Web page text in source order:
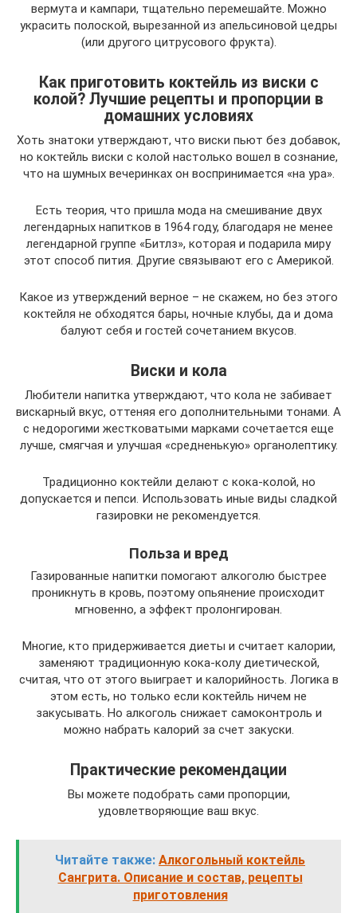
вермута и кампари, тщательно перемешайте. Можно
украсить полоской, вырезанной из апельсиновой цедры
(или другого цитрусового фрукта).
Как приготовить коктейль из виски с
колой? Лучшие рецепты и пропорции в
домашних условиях
Хоть знатоки утверждают, что виски пьют без добавок,
но коктейль виски с колой настолько вошел в сознание,
что на шумных вечеринках он воспринимается «на ура».
Есть теория, что пришла мода на смешивание двух
легендарных напитков в 1964 году, благодаря не менее
легендарной группе «Битлз», которая и подарила миру
этот способ пития. Другие связывают его с Америкой.
Какое из утверждений верное – не скажем, но без этого
коктейля не обходятся бары, ночные клубы, да и дома
балуют себя и гостей сочетанием вкусов.
Виски и кола
Любители напитка утверждают, что кола не забивает
вискарный вкус, оттеняя его дополнительными тонами. А
с недорогими жестковатыми марками сочетается еще
лучше, смягчая и улучшая «средненькую» органолептику.
Традиционно коктейли делают с кока-колой, но
допускается и пепси. Использовать иные виды сладкой
газировки не рекомендуется.
Польза и вред
Газированные напитки помогают алкоголю быстрее
проникнуть в кровь, поэтому опьянение происходит
мгновенно, а эффект пролонгирован.
Многие, кто придерживается диеты и считает калории,
заменяют традиционную кока-колу диетической,
считая, что от этого выиграет и калорийность. Логика в
этом есть, но только если коктейль ничем не
закусывать. Но алкоголь снижает самоконтроль и
можно набрать калорий за счет закуски.
Практические рекомендации
Вы можете подобрать сами пропорции,
удовлетворяющие ваш вкус.
Читайте также: Алкогольный коктейль
Сангрита. Описание и состав, рецепты
приготовления